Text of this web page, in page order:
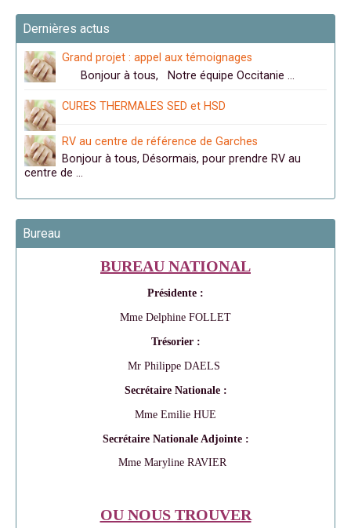
Dernières actus
Grand projet : appel aux témoignages
Bonjour à tous, Notre équipe Occitanie …
CURES THERMALES SED et HSD
RV au centre de référence de Garches
Bonjour à tous, Désormais, pour prendre RV au
centre de …
Bureau
BUREAU NATIONAL
Présidente :
Mme Delphine FOLLET
Trésorier :
Mr Philippe DAELS
Secrétaire Nationale :
Mme Emilie HUE
Secrétaire Nationale Adjointe :
Mme Maryline RAVIER
OU NOUS TROUVER